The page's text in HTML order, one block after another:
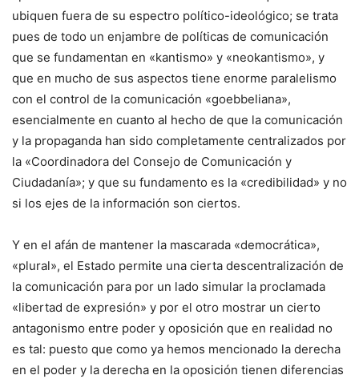
ubiquen fuera de su espectro político-ideológico; se trata
pues de todo un enjambre de políticas de comunicación
que se fundamentan en «kantismo» y «neokantismo», y
que en mucho de sus aspectos tiene enorme paralelismo
con el control de la comunicación «goebbeliana»,
esencialmente en cuanto al hecho de que la comunicación
y la propaganda han sido completamente centralizados por
la «Coordinadora del Consejo de Comunicación y
Ciudadanía»; y que su fundamento es la «credibilidad» y no
si los ejes de la información son ciertos.
Y en el afán de mantener la mascarada «democrática»,
«plural», el Estado permite una cierta descentralización de
la comunicación para por un lado simular la proclamada
«libertad de expresión» y por el otro mostrar un cierto
antagonismo entre poder y oposición que en realidad no
es tal: puesto que como ya hemos mencionado la derecha
en el poder y la derecha en la oposición tienen diferencias